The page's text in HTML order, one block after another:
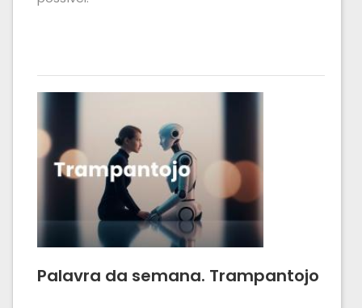
Palavra da semana. Trampantojo